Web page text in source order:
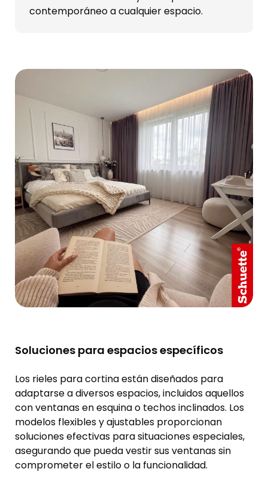
contemporáneo a cualquier espacio.
Soluciones para espacios específicos
Los rieles para cortina están diseñados para
adaptarse a diversos espacios, incluidos aquellos
con ventanas en esquina o techos inclinados. Los
modelos flexibles y ajustables proporcionan
soluciones efectivas para situaciones especiales,
asegurando que pueda vestir sus ventanas sin
comprometer el estilo o la funcionalidad.